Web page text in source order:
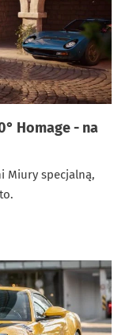
Homage - na
Miury specjalną,